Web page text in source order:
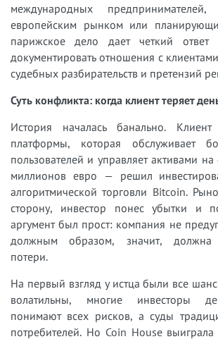
международных
европейским рынком или
парижское дело дает четкий
документировать отношения с
судебных разбирательств и претензий
Суть конфликта: когда клиент теряет
История началась банально.
платформы, которая обслуживает
пользователей и управляет активами
миллионов евро — решил
алгоритмической торговли Bitcoin.
сторону, инвестор понес убытки и
аргумент был прост: компания не
должным образом, значит, должна
потери.
На первый взгляд у истца были все
волатильны, многие инвесторы
понимают всех рисков, а суды
потребителей. Но Coin House